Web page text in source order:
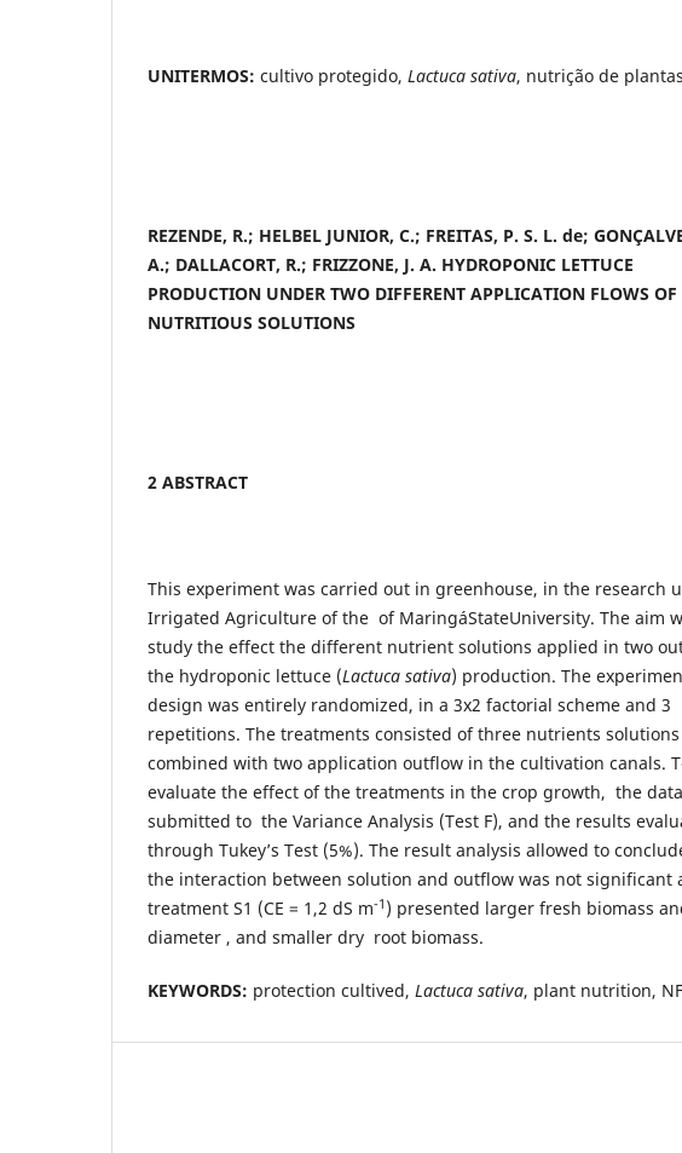
UNITERMOS: cultivo protegido, Lactuca sativa, nutrição de
REZENDE, R.; HELBEL JUNIOR, C.; FREITAS, P. S. L. de;
A.; DALLACORT, R.; FRIZZONE, J. A. HYDROPONIC LETTUCE
PRODUCTION UNDER TWO DIFFERENT APPLICATION FLOWS OF
NUTRITIOUS SOLUTIONS
2 ABSTRACT
This experiment was carried out in greenhouse, in the research
Irrigated Agriculture of the of MaringáStateUniversity. The aim
study the effect the different nutrient solutions applied in two
the hydroponic lettuce (Lactuca sativa) production. The
design was entirely randomized, in a 3x2 factorial scheme and 3
repetitions. The treatments consisted of three nutrients solutions
combined with two application outflow in the cultivation canals.
evaluate the effect of the treatments in the crop growth, the
submitted to the Variance Analysis (Test F), and the results
through Tukey’s Test (5%). The result analysis allowed to
the interaction between solution and outflow was not significant
treatment S1 (CE = 1,2 dS m-1 ) presented larger fresh biomass
diameter , and smaller dry root biomass.
KEYWORDS: protection cultived, Lactuca sativa, plant nutrition,